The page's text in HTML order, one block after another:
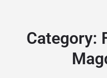
Category: